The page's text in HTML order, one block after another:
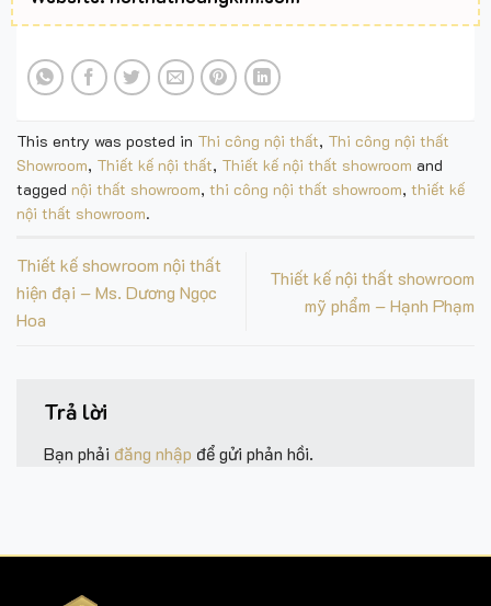
This entry was posted in Thi công nội thất, Thi công nội thất
Showroom, Thiết kế nội thất, Thiết kế nội thất showroom and
tagged nội thất showroom, thi công nội thất showroom, thiết kế
nội thất showroom.
Thiết kế showroom nội thất
hiện đại – Ms. Dương Ngọc
Hoa
Thiết kế nội thất showroom
mỹ phẩm – Hạnh Phạm
Trả lời
Bạn phải đăng nhập để gửi phản hồi.